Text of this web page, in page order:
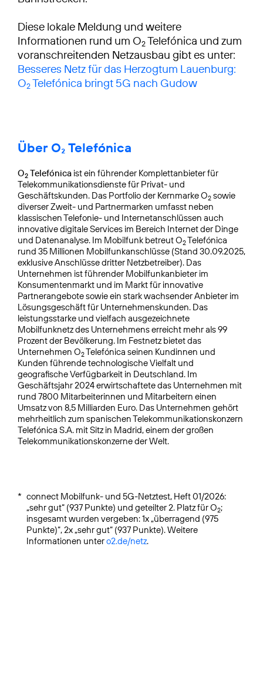
Diese lokale Meldung und weitere
Informationen rund um O2Telefónica und zum
voranschreitenden Netzausbau gibt es unter:
Besseres Netz für das Herzogtum Lauenburg:
O2Telefónica bringt 5G nach Gudow
Über O₂ Telefónica
O2 Telefónica ist ein führender Komplettanbieter für
Telekommunikationsdienste für Privat- und
Geschäftskunden. Das Portfolio der Kernmarke O2 sowie
diverser Zweit- und Partnermarken umfasst neben
klassischen Telefonie- und Internetanschlüssen auch
innovative digitale Services im Bereich Internet der Dinge
und Datenanalyse. Im Mobilfunk betreut O2Telefónica
rund 35 Millionen Mobilfunkanschlüsse (Stand 30.09.2025,
exklusive Anschlüsse dritter Netzbetreiber). Das
Unternehmen ist führender Mobilfunkanbieter im
Konsumentenmarkt und im Markt für innovative
Partnerangebote sowie ein stark wachsender Anbieter im
Lösungsgeschäft für Unternehmenskunden. Das
leistungsstarke und vielfach ausgezeichnete
Mobilfunknetz des Unternehmens erreicht mehr als 99
Prozent der Bevölkerung. Im Festnetz bietet das
Unternehmen O2Telefónica seinen Kundinnen und
Kunden führende technologische Vielfalt und
geografische Verfügbarkeit in Deutschland. Im
Geschäftsjahr 2024 erwirtschaftete das Unternehmen mit
rund 7800 Mitarbeiterinnen und Mitarbeitern einen
Umsatz von 8,5 Milliarden Euro. Das Unternehmen gehört
mehrheitlich zum spanischen Telekommunikationskonzern
Telefónica S.A. mit Sitz in Madrid, einem der großen
Telekommunikationskonzerne der Welt.
* connect Mobilfunk- und 5G-Netztest, Heft 01/2026:
„sehr gut“ (937 Punkte) und geteilter 2. Platz für O2;
insgesamt wurden vergeben: 1x „überragend (975
Punkte)“, 2x „sehr gut“ (937 Punkte). Weitere
Informationen untero2.de/netz.